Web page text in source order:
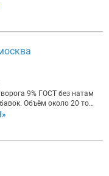
9% ГОСТ без натам
Объём около 20 тон
Оплата безнал.